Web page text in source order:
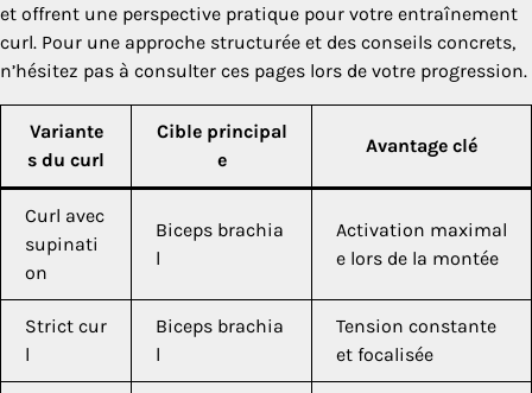
et offrent une perspective pratique pour votre entraînement
curl. Pour une approche structurée et des conseils concrets,
n’hésitez pas à consulter ces pages lors de votre progression.
Variante
s du curl
Cible principal
e
Avantage clé
Curl avec
supinati
on
Biceps brachia
l
Activation maximal
e lors de la montée
Strict cur
l
Biceps brachia
l
Tension constante
et focalisée